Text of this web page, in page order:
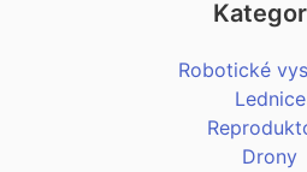
Robotické
Lednice
Drony